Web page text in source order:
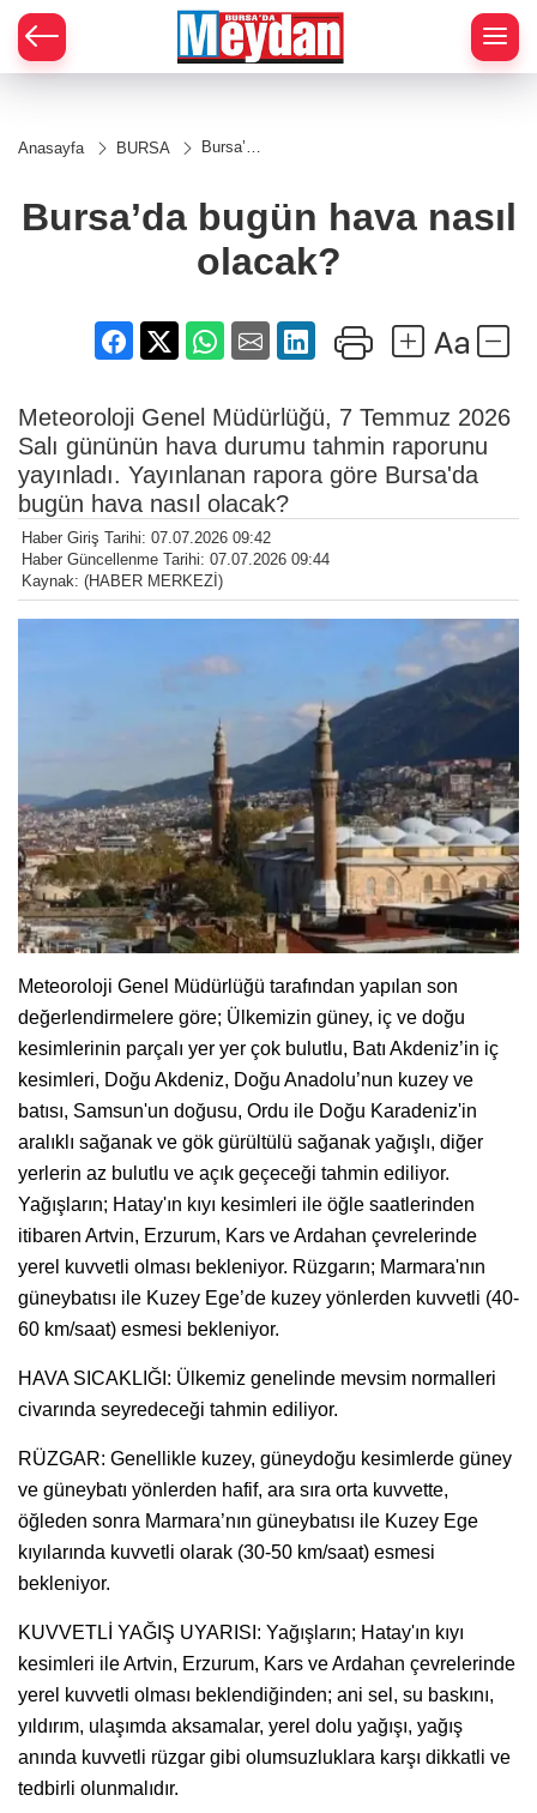
Anasayfa BURSA
Bursa’da
nasıl
olacak?
Bursa’da bugün hava nasıl
olacak?
Meteoroloji Genel Müdürlüğü, 7 Temmuz 2026
Salı gününün hava durumu tahmin raporunu
yayınladı. Yayınlanan rapora göre Bursa'da
bugün hava nasıl olacak?
Haber Giriş Tarihi: 07.07.2026 09:42
Haber Güncellenme Tarihi: 07.07.2026 09:44
Kaynak: (HABER MERKEZİ)
Meteoroloji Genel Müdürlüğü tarafından yapılan son
değerlendirmelere göre; Ülkemizin güney, iç ve doğu
kesimlerinin parçalı yer yer çok bulutlu, Batı Akdeniz’in iç
kesimleri, Doğu Akdeniz, Doğu Anadolu’nun kuzey ve
batısı, Samsun'un doğusu, Ordu ile Doğu Karadeniz'in
aralıklı sağanak ve gök gürültülü sağanak yağışlı, diğer
yerlerin az bulutlu ve açık geçeceği tahmin ediliyor.
Yağışların; Hatay'ın kıyı kesimleri ile öğle saatlerinden
itibaren Artvin, Erzurum, Kars ve Ardahan çevrelerinde
yerel kuvvetli olması bekleniyor. Rüzgarın; Marmara'nın
güneybatısı ile Kuzey Ege’de kuzey yönlerden kuvvetli (40-
60 km/saat) esmesi bekleniyor.
HAVA SICAKLIĞI: Ülkemiz genelinde mevsim normalleri
civarında seyredeceği tahmin ediliyor.
RÜZGAR: Genellikle kuzey, güneydoğu kesimlerde güney
ve güneybatı yönlerden hafif, ara sıra orta kuvvette,
öğleden sonra Marmara’nın güneybatısı ile Kuzey Ege
kıyılarında kuvvetli olarak (30-50 km/saat) esmesi
bekleniyor.
KUVVETLİ YAĞIŞ UYARISI: Yağışların; Hatay'ın kıyı
kesimleri ile Artvin, Erzurum, Kars ve Ardahan çevrelerinde
yerel kuvvetli olması beklendiğinden; ani sel, su baskını,
yıldırım, ulaşımda aksamalar, yerel dolu yağışı, yağış
anında kuvvetli rüzgar gibi olumsuzluklara karşı dikkatli ve
tedbirli olunmalıdır.